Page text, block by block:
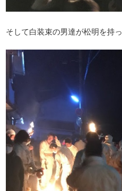
そして白装束の男達が松明を持